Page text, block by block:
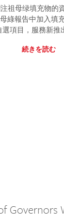
祖母绿填充物的
綠報告中加入填
項目，服務新推
続きを読む
Governors